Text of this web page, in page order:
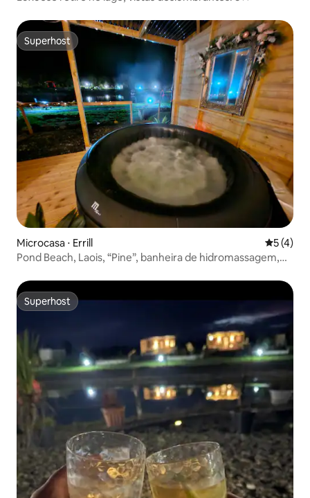
Superhost
Superhost
Microcasa ⋅ Errill 5 de
5 (4)
Pond Beach, Laois, “Pine”, banheira de hidromassagem,
Superhost
Superhost